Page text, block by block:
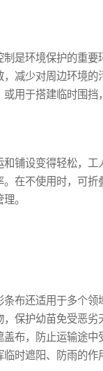
是环境保护的重要
，减少对周边环境的
用于搭建临时围挡
铺设变得轻松，工
在不使用时，可折
。
条布还适用于多个领
，保护幼苗免受恶劣
布，防止运输途中
时遮阳、防雨的作